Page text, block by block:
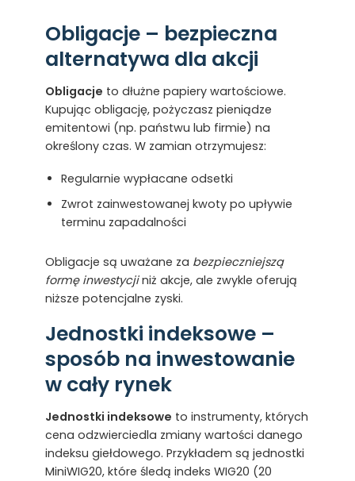
Obligacje – bezpieczna
alternatywa dla akcji
Obligacje to dłużne papiery wartościowe.
Kupując obligację, pożyczasz pieniądze
emitentowi (np. państwu lub firmie) na
określony czas. W zamian otrzymujesz:
Regularnie wypłacane odsetki
Zwrot zainwestowanej kwoty po upływie
terminu zapadalności
Obligacje są uważane za bezpieczniejszą
formę inwestycjiniż akcje, ale zwykle oferują
niższe potencjalne zyski.
Jednostki indeksowe –
sposób na inwestowanie
w cały rynek
Jednostki indeksowe to instrumenty, których
cena odzwierciedla zmiany wartości danego
indeksu giełdowego. Przykładem są jednostki
MiniWIG20, które śledą indeks WIG20 (20